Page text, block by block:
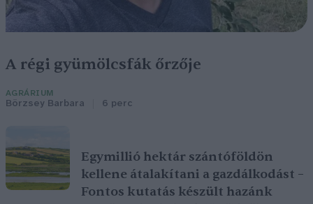
A régi gyümölcsfák őrzője
AGRÁRIUM
Börzsey Barbara 6 perc
Egymillió hektár szántóföldön
kellene átalakítani a gazdálkodást –
Fontos kutatás készült hazánk